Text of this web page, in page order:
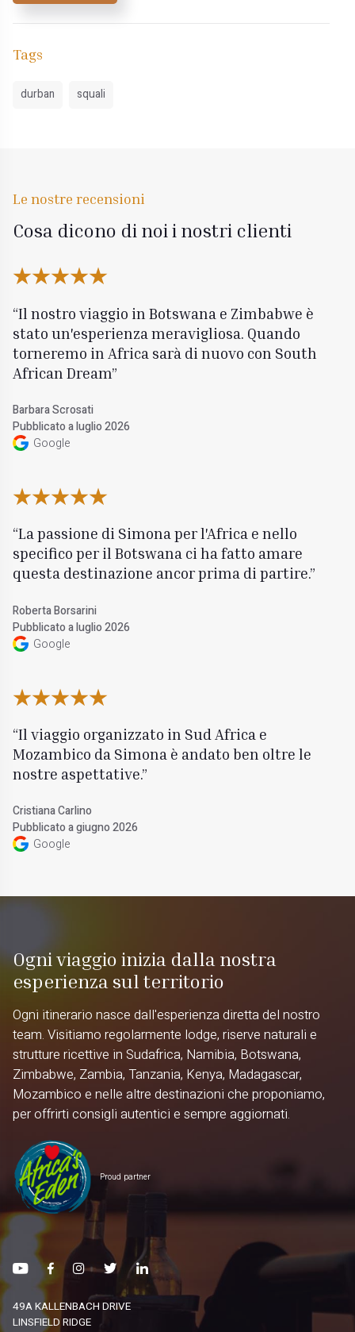
Tags
durban squali
Le nostre recensioni
Cosa dicono di noi i nostri clienti
Il nostro viaggio in Botswana e Zimbabwe è
stato un'esperienza meravigliosa. Quando
torneremo in Africa sarà di nuovo con South
African Dream
Barbara Scrosati
Pubblicato a luglio 2026
Google
La passione di Simona per l'Africa e nello
specifico per il Botswana ci ha fatto amare
questa destinazione ancor prima di partire.
Roberta Borsarini
Pubblicato a luglio 2026
Google
Il viaggio organizzato in Sud Africa e
Mozambico da Simona è andato ben oltre le
nostre aspettative.
Cristiana Carlino
Pubblicato a giugno 2026
Google
Ogni viaggio inizia dalla nostra
esperienza sul territorio
Ogni itinerario nasce dall'esperienza diretta del nostro
team. Visitiamo regolarmente lodge, riserve naturali e
strutture ricettive in Sudafrica, Namibia, Botswana,
Zimbabwe, Zambia, Tanzania, Kenya, Madagascar,
Mozambico e nelle altre destinazioni che proponiamo,
per offrirti consigli autentici e sempre aggiornati.
Proud partner
49A KALLENBACH DRIVE
LINSFIELD RIDGE